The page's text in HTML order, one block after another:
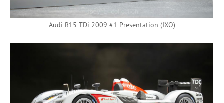
Audi R15 TDi 2009 #1 Presentation (IXO)